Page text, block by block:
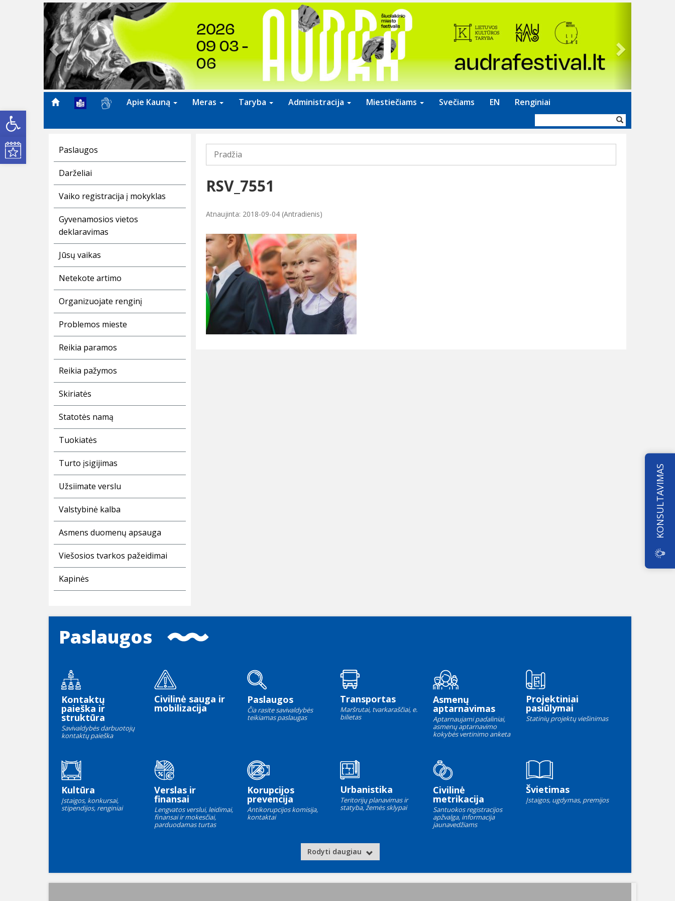
Open toolbar
Kultūros renginiai
Previous
Apie Kauną Meras Taryba Administracija Miestiečiams Svečiams EN Renginiai
forma
Paslaugos
Darželiai
Vaiko registracija į mokyklas
Gyvenamosios vietos
deklaravimas
Jūsų vaikas
Netekote artimo
Organizuojate renginį
Problemos mieste
Reikia paramos
Reikia pažymos
Skiriatės
Statotės namą
Tuokiatės
Turto įsigijimas
Užsiimate verslu
Valstybinė kalba
Asmens duomenų apsauga
Viešosios tvarkos pažeidimai
Kapinės
Pradžia
RSV_7551
Atnaujinta: 2018-09-04 (Antradienis)
Paslaugos
Kontaktų
paieška ir
struktūra
Savivaldybės darbuotojų
kontaktų paieška
Civilinė sauga ir
mobilizacija
Paslaugos
Čia rasite savivaldybės
teikiamas paslaugas
Transportas
Maršrutai, tvarkaraščiai, e.
bilietas
Asmenų
aptarnavimas
Aptarnaujami padaliniai,
asmenų aptarnavimo
kokybės vertinimo anketa
Projektiniai
pasiūlymai
Statinių projektų viešinimas
Kultūra
Įstaigos, konkursai,
stipendijos, renginiai
Verslas ir
finansai
Lengvatos verslui, leidimai,
finansai ir mokesčiai,
parduodamas turtas
Korupcijos
prevencija
Antikorupcijos komisija,
kontaktai
Urbanistika
Teritorijų planavimas ir
statyba, žemės sklypai
Civilinė
metrikacija
Santuokos registracijos
apžvalga, informacija
jaunavedžiams
Švietimas
Įstaigos, ugdymas, premijos
Rodyti daugiau
KONSULTAVIMAS